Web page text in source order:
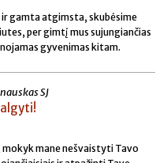
ir gamta atgimsta, skubėsime
per gimtį mus sujungiančias
gyvenimas kitam.
SJ
mokyk mane nešvaistyti Tavo